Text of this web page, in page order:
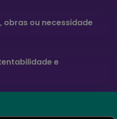
obras ou necessidade
e